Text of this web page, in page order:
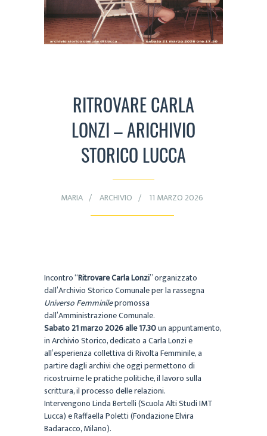
RITROVARE CARLA
LONZI – ARICHIVIO
STORICO LUCCA
MARIA ARCHIVIO 11 MARZO 2026
Incontro “Ritrovare Carla Lonzi” organizzato
dall’Archivio Storico Comunale per la rassegna
Universo Femminilepromossa
dall’Amministrazione Comunale.
Sabato 21 marzo 2026alle 17.30un appuntamento,
in Archivio Storico, dedicato a Carla Lonzi e
all’esperienza collettiva di Rivolta Femminile, a
partire dagli archivi che oggi permettono di
ricostruirne le pratiche politiche, il lavoro sulla
scrittura, il processo delle relazioni.
Intervengono Linda Bertelli (Scuola Alti Studi IMT
Lucca) e Raffaella Poletti (Fondazione Elvira
Badaracco, Milano).